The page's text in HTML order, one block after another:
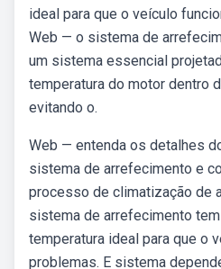
ideal para que o veículo
Web — o sistema de
um sistema essencial
temperatura do motor dentro
evitando o.
Web — entenda os detalhes
sistema de arrefecimento e
processo de climatização de
sistema de arrefecimento
temperatura ideal para que o
problemas. E sistema